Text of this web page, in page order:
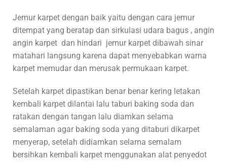
Jemur karpet dengan baik yaitu dengan cara jemur
ditempat yang beratap dan sirkulasi udara bagus , angin
angin karpet dan hindari jemur karpet dibawah sinar
matahari langsung karena dapat menyebabkan warna
karpet memudar dan merusak permukaan karpet.
Setelah karpet dipastikan benar benar kering letakan
kembali karpet dilantai lalu taburi baking soda dan
ratakan dengan tangan lalu diamkan selama
semalaman agar baking soda yang ditaburi dikarpet
menyerap, setelah didiamkan selama semalam
bersihkan kembali karpet menggunakan alat penyedot